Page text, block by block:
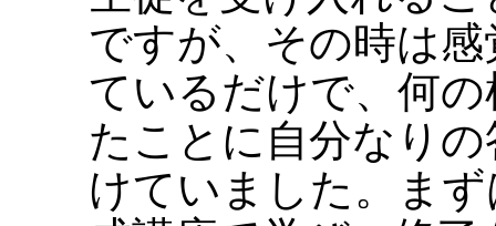
ですが、その時は
ているだけで、何
たことに自分なり
けていました。ま